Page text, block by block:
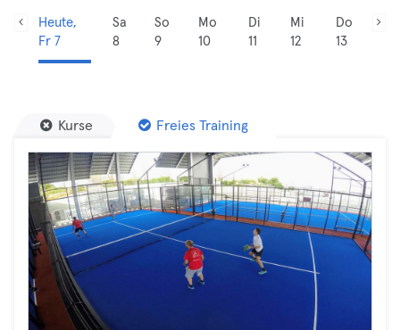
Heute,
Fr 7
Sa
8
So
9
Mo
10
Di
11
Mi
12
Do
13
Kurse Freies Training